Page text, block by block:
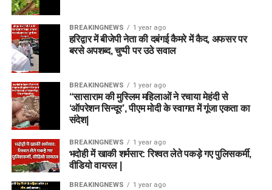
BREAKINGNEWS 1 year ago
हरिद्वार में बीजेपी नेता की दबंगई कैमरे में कैद, अफसर पर
बरसे अपशब्द, चुप्पी पर उठे सवाल
BREAKINGNEWS 1 year ago
“सासाराम की मुस्लिम महिलाओं ने रचाया मेहंदी से
‘ऑपरेशन सिन्दूर’, पीएम मोदी के स्वागत में गूंजा एकता का
संदेश|
BREAKINGNEWS 1 year ago
भदोही में खाकी शर्मसार: रिश्वत लेते पकड़े गए पुलिसकर्मी,
वीडियो वायरल |
BREAKINGNEWS 1 year ago